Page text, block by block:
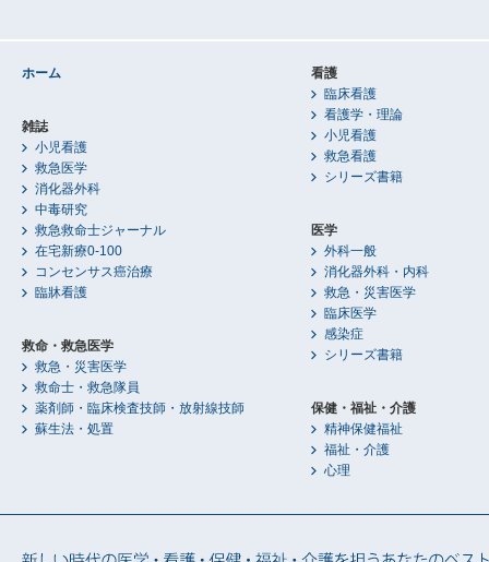
ホーム
雑誌
小児看護
救急医学
消化器外科
中毒研究
救急救命士ジャーナル
在宅新療0-100
コンセンサス癌治療
臨牀看護
救命・救急医学
救急・災害医学
救命士・救急隊員
薬剤師・臨床検査技師・放射線技師
蘇生法・処置
看護
臨床看護
看護学・理論
小児看護
救急看護
シリーズ書籍
医学
外科一般
消化器外科・内科
救急・災害医学
臨床医学
感染症
シリーズ書籍
保健・福祉・介護
精神保健福祉
福祉・介護
心理